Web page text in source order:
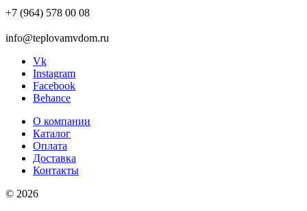
+7 (964) 578 00 08
info@teplovamvdom.ru
Vk
Instagram
Facebook
Behance
О компании
Каталог
Оплата
Доставка
Контакты
© 2026